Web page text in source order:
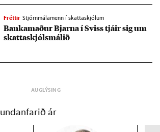
Fréttir Stjórnmálamenn í skattaskjólum
Banka­mað­ur Bjarna í Sviss tjá­ir sig um
skatta­skjóls­mál­ið
undanfarið ár